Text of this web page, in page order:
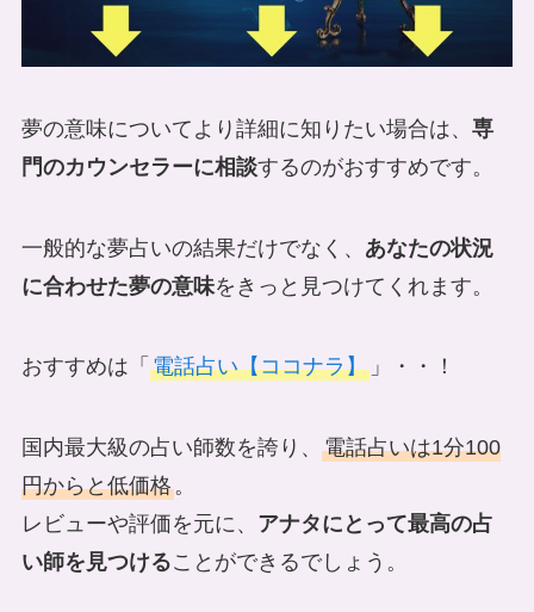
夢の意味についてより詳細に知りたい場合は、 専
門のカウンセラーに相談するのがおすすめです。
一般的な夢占いの結果だけでなく、 あなたの状況
に合わせた夢の意味をきっと見つけてくれます。
おすすめは「 電話占い【ココナラ】」・・！
国内最大級の占い師数を誇り、 電話占いは1分100
円からと低価格。
レビューや評価を元に、 アナタにとって最高の占
い師を見つけることができるでしょう。